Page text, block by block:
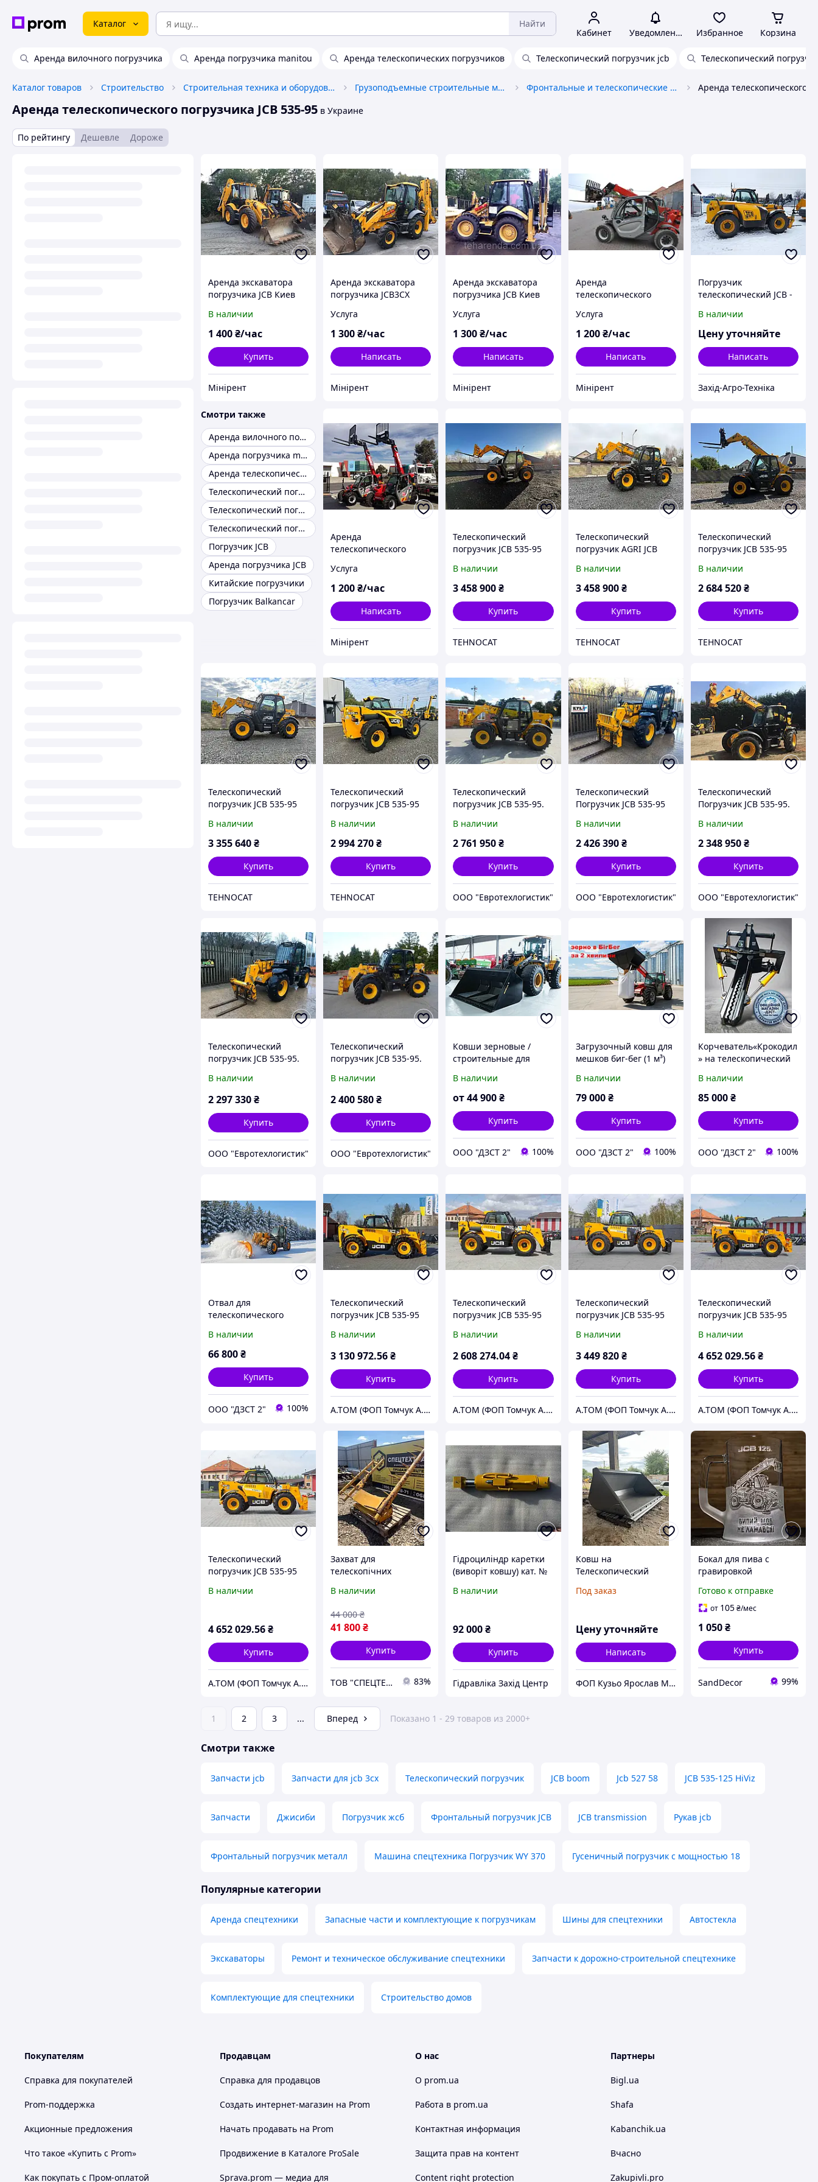
Каталог Найти
Кабинет Уведомления Избранное Корзина
Аренда вилочного погрузчика Аренда погрузчика manitou Аренда телескопических погрузчиков Телескопический погрузчик jcb Телескопический
Каталог товаров Строительство Строительная техника и оборудование Грузоподъемные строительные машины и оборудование Фронтальные и телескопические погрузчики
Аренда телескопического погрузчика JCB 535-95 в Украине
По рейтингу Дешевле Дороже
Аренда экскаватора
погрузчика JCB Киев
В наличии
1 400₴/час
Купить
Мінірент
Аренда экскаватора
погрузчика JCB3CX
Услуга
1 300₴/час
Написать
Мінірент
Аренда экскаватора
погрузчика JCB Киев
Услуга
1 300₴/час
Написать
Мінірент
Аренда
телескопического
MT-X625 Киев
Услуга
1 200 ₴/час
Написать
Мінірент
Погрузчик
телескопический JCB -
В наличии
Цену уточняйте
Написать
Захід-Агро-Техніка
Смотри также
Аренда вилочного погрузчика
Аренда погрузчика manitou
Аренда телескопических погрузчиков
Телескопический погрузчик jcb
Телескопический погрузчик Dieci
Телескопический погрузчик jcb 531 70
Погрузчик JCB
Аренда погрузчика JCB
Китайские погрузчики
Погрузчик Balkancar
Аренда
телескопического
ковшом Киев
Услуга
1 200₴/час
Написать
Мінірент
Телескопический
погрузчик JCB 535-95
В наличии
3 458 900₴
Купить
TEHNOCAT
Телескопический
погрузчик AGRI JCB
В наличии
3 458 900 ₴
Купить
TEHNOCAT
Телескопический
погрузчик JCB 535-95
В наличии
2 684 520₴
Купить
TEHNOCAT
Телескопический
погрузчик JCB 535-95
В наличии
3 355 640₴
Купить
TEHNOCAT
Телескопический
погрузчик JCB 535-95
В наличии
2 994 270₴
Купить
TEHNOCAT
Телескопический
погрузчик JCB 535-95.
В наличии
2 761 950₴
Купить
ООО "Евротехлогистик"
Телескопический
Погрузчик JCB 535-95
В наличии
2 426 390 ₴
Купить
ООО "Евротехлогистик"
Телескопический
Погрузчик JCB 535-95.
В наличии
2 348 950₴
Купить
ООО "Евротехлогистик"
Телескопический
погрузчик JCB 535-95.
В наличии
2 297 330₴
Купить
ООО "Евротехлогистик"
Телескопический
погрузчик JCB 535-95.
В наличии
2 400 580₴
Купить
ООО "Евротехлогистик"
Ковши зерновые /
строительные для
погрузчиков: JCB,
Manitou, Bobcat, New
В наличии
от44 900₴
Купить
ООО "ДЗСТ 2" 100%
Загрузочный ковш для
мешков биг-бег (1 м³)
погрузчик JCB,
Manitou". - ДЗСТ
В наличии
79 000 ₴
Купить
ООО "ДЗСТ 2" 100%
Корчеватель«Крокодил
» на телескопический
Manitou) - ДЗСТ
(ЗАВОД)
В наличии
85 000₴
Купить
ООО "ДЗСТ 2" 100%
Отвал для
телескопического
Manitou) 3.0 м |
Поворотный | Мы
(ЗАВОД)
В наличии
66 800₴
Купить
ООО "ДЗСТ 2" 100%
Телескопический
погрузчик JCB 535-95
ч. № 5612 B
В наличии
3 130 972.56₴
Купить
А.ТОМ (ФОП Томчук А.М.) - Техніка та навісне обладнання
Телескопический
погрузчик JCB 535-95
№5984 B
В наличии
2 608 274.04₴
Купить
А.ТОМ (ФОП Томчук А.М.) - Техніка та навісне обладнання
Телескопический
погрузчик JCB 535-95
ч. №6360 B
В наличии
3 449 820 ₴
Купить
А.ТОМ (ФОП Томчук А.М.) - Техніка та навісне обладнання
Телескопический
погрузчик JCB 535-95
м/ч. №6515 B
В наличии
4 652 029.56₴
Купить
А.ТОМ (ФОП Томчук А.М.) - Техніка та навісне обладнання
Телескопический
погрузчик JCB 535-95
м/ч. №6469 B
В наличии
4 652 029.56₴
Купить
А.ТОМ (ФОП Томчук А.М.) - Техніка та навісне обладнання
Захват для
телескопічних
В наличии
41 800₴
44 000 ₴
Купить
ТОВ "СПЕЦТЕХТРАНС-БУКОВИНА" 83%
Гідроциліндр каретки
(виворіт ковшу) кат. №
565/60164),
В наличии
92 000₴
Купить
Гідравліка Захід Центр
Ковш на
Телескопический
Claas , САТ.
Под заказ
Цену уточняйте
Написать
ФОП Кузьо Ярослав Михайлович
Бокал для пива с
гравировкой
манипулятор-
погрузчик JCB 125
Готово к отправке
от 105₴/мес
1 050₴
Купить
SandDecor 99%
1 2 3 ... Вперед Показано 1 - 29 товаров из 2000+
Смотри также
Запчасти jcb Запчасти для jcb 3cx Телескопический погрузчик JCB boom Jcb 527 58 JCB 535-125 HiViz
Запчасти Джисиби Погрузчик жсб Фронтальный погрузчик JCB JCB transmission Рукав jcb
Фронтальный погрузчик металл Машина спецтехника Погрузчик WY 370 Гусеничный погрузчик с мощностью 18
Популярные категории
Аренда спецтехники Запасные части и комплектующие к погрузчикам Шины для спецтехники Автостекла
Экскаваторы Ремонт и техническое обслуживание спецтехники Запчасти к дорожно-строительной спецтехнике
Комплектующие для спецтехники Cтроительство домов
Покупателям
Справка для покупателей
Prom-поддержка
Акционные предложения
Что такое «Купить с Prom»
Как покупать с Пром-оплатой
Продавцам
Справка для продавцов
Создать интернет-магазин на Prom
Начать продавать на Prom
Продвижение в Каталоге ProSale
Sprava.prom — медиа для
О нас
О prom.ua
Работа в prom.ua
Контактная информация
Защита прав на контент
Content right protection
Партнеры
Bigl.ua
Shafa
Kabanchik.ua
Вчасно
Zakupivli.pro